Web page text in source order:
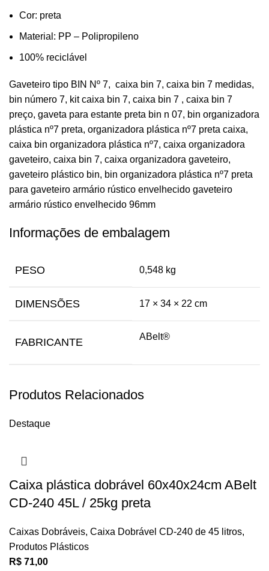
Cor: preta
Material: PP – Polipropileno
100% reciclável
Gaveteiro tipo BIN Nº 7, caixa bin 7, caixa bin 7 medidas,
bin número 7, kit caixa bin 7, caixa bin 7 , caixa bin 7
preço, gaveta para estante preta bin n 07, bin organizadora
plástica nº7 preta, organizadora plástica nº7 preta caixa,
caixa bin organizadora plástica nº7, caixa organizadora
gaveteiro, caixa bin 7, caixa organizadora gaveteiro,
gaveteiro plástico bin, bin organizadora plástica nº7 preta
para gaveteiro armário rústico envelhecido gaveteiro
armário rústico envelhecido 96mm
Informações de embalagem
PESO 0,548 kg
DIMENSÕES 17 × 34 × 22 cm
FABRICANTE ABelt®
Produtos Relacionados
Destaque
Caixa plástica dobrável 60x40x24cm ABelt
CD-240 45L / 25kg preta
Caixas Dobráveis, Caixa Dobrável CD-240 de 45 litros,
Produtos Plásticos
R$ 71,00